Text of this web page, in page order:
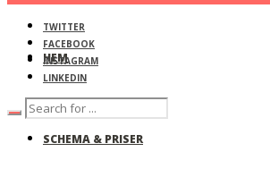
HEM
SCHEMA & PRISER
TWITTER
FACEBOOK
INSTAGRAM
LINKEDIN